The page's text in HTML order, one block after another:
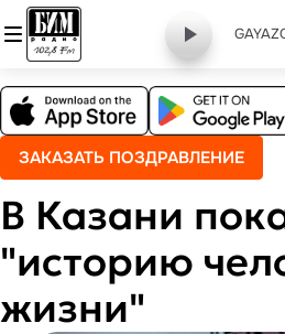
ЗАКАЗАТЬ ПОЗДРАВЛЕНИЕ
В Казани
"историю
жизни"